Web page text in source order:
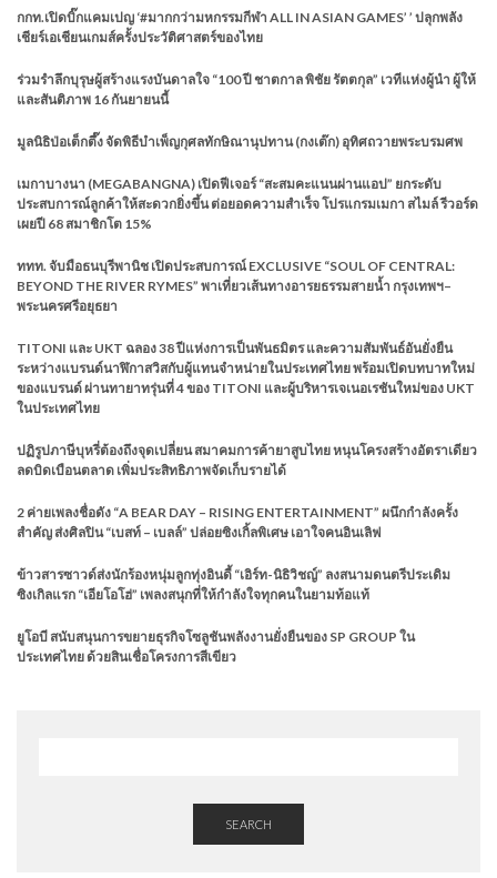
กกท.เปิดบิ๊กแคมเปญ ‘#มากกว่ามหกรรมกีฬา ALL IN ASIAN GAMES’ ’ ปลุกพลัง
เชียร์เอเชียนเกมส์ครั้งประวัติศาสตร์ของไทย
ร่วมรำลึกบุรุษผู้สร้างแรงบันดาลใจ “100 ปี ชาตกาล พิชัย รัตตกุล” เวทีแห่งผู้นำ ผู้ให้
และสันติภาพ 16 กันยายนนี้
มูลนิธิป่อเต็กตึ๊ง จัดพิธีบำเพ็ญกุศลทักษิณานุปทาน (กงเต๊ก) อุทิศถวายพระบรมศพ
เมกาบางนา (MEGABANGNA) เปิดฟีเจอร์ “สะสมคะแนนผ่านแอป” ยกระดับ
ประสบการณ์ลูกค้าให้สะดวกยิ่งขึ้น ต่อยอดความสำเร็จ โปรแกรมเมกา สไมล์ รีวอร์ด
เผยปี 68 สมาชิกโต 15%
ททท. จับมือธนบุรีพานิช เปิดประสบการณ์ EXCLUSIVE “SOUL OF CENTRAL:
BEYOND THE RIVER RYMES” พาเที่ยวเส้นทางอารยธรรมสายน้ำ กรุงเทพฯ–
พระนครศรีอยุธยา
TITONI และ UKT ฉลอง 38 ปีแห่งการเป็นพันธมิตร และความสัมพันธ์อันยั่งยืน
ระหว่างแบรนด์นาฬิกาสวิสกับผู้แทนจำหน่ายในประเทศไทย พร้อมเปิดบทบาทใหม่
ของแบรนด์ ผ่านทายาทรุ่นที่ 4 ของ TITONI และผู้บริหารเจเนอเรชันใหม่ของ UKT
ในประเทศไทย
ปฏิรูปภาษีบุหรี่ต้องถึงจุดเปลี่ยน สมาคมการค้ายาสูบไทย หนุนโครงสร้างอัตราเดียว
ลดบิดเบือนตลาด เพิ่มประสิทธิภาพจัดเก็บรายได้
2 ค่ายเพลงชื่อดัง “A BEAR DAY – RISING ENTERTAINMENT” ผนึกกำลังครั้ง
สำคัญ ส่งศิลปิน “เบสท์ – เบลล์” ปล่อยซิงเกิ้ลพิเศษ เอาใจคนอินเลิฟ
ข้าวสารซาวด์ส่งนักร้องหนุ่มลูกทุ่งอินดี้ “เอิร์ท-นิธิวิชญ์” ลงสนามดนตรีประเดิม
ซิงเกิลแรก “เอียโอโฮ่” เพลงสนุกที่ให้กำลังใจทุกคนในยามท้อแท้
ยูโอบี สนับสนุนการขยายธุรกิจโซลูชันพลังงานยั่งยืนของ SP GROUP ใน
ประเทศไทย ด้วยสินเชื่อโครงการสีเขียว
SEARCH